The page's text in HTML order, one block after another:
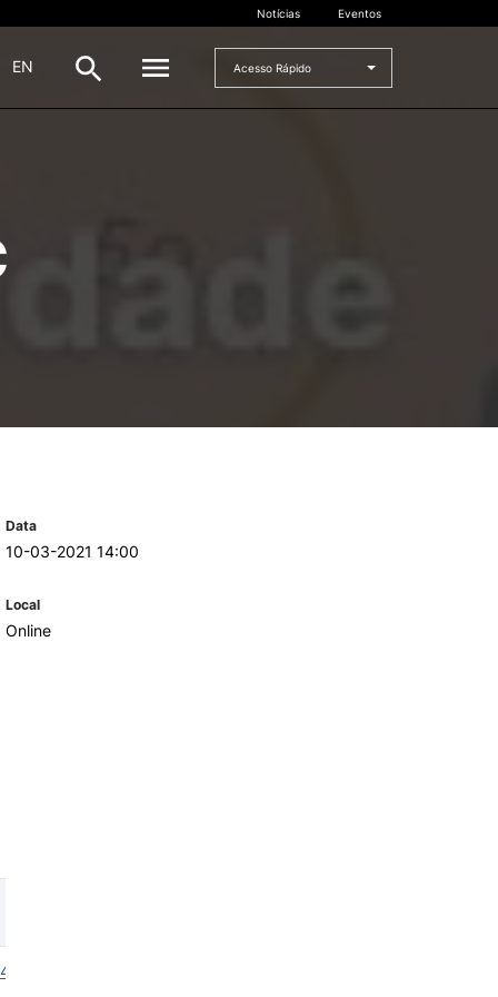
CANDIDATURAS
Notícias Eventos
EN Acesso Rápido
Data
10-03-2021 14:00
Local
Online